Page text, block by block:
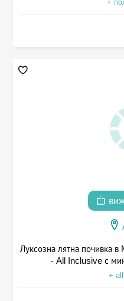
+
Луксозна лятна почивка
- All Inclusive с
+